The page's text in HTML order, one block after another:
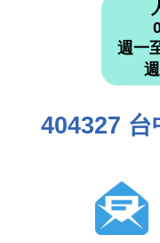
週一
404327 台